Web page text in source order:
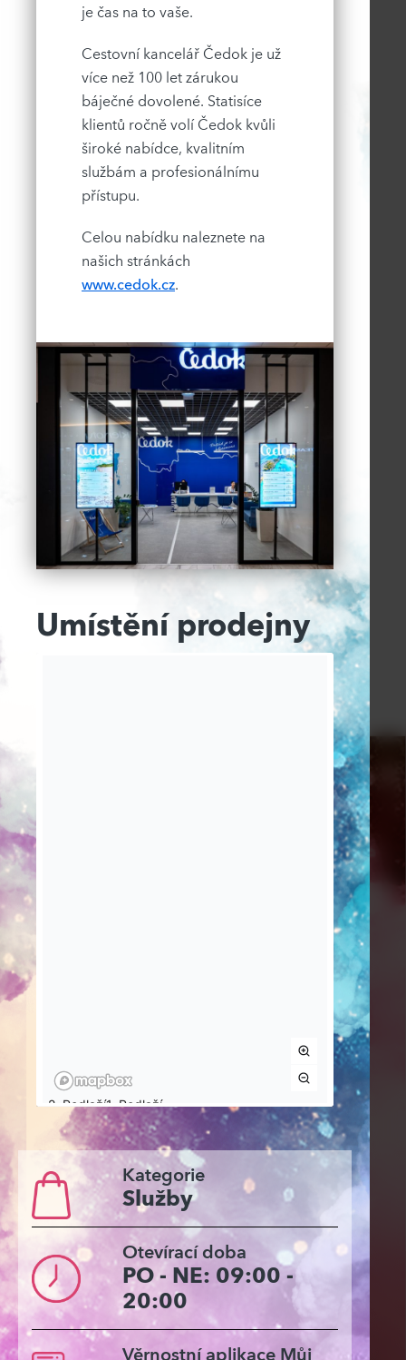
je čas na to vaše.
Cestovní kancelář Čedok je už
více než 100 let zárukou
báječné dovolené. Statisíce
klientů ročně volí Čedok kvůli
široké nabídce, kvalitním
službám a profesionálnímu
přístupu.
Celou nabídku naleznete na
našich stránkách
www.cedok.cz.
Umístění prodejny
Kategorie
Služby
Otevírací doba
PO - NE: 09:00 -
20:00
Věrnostní aplikace Můj